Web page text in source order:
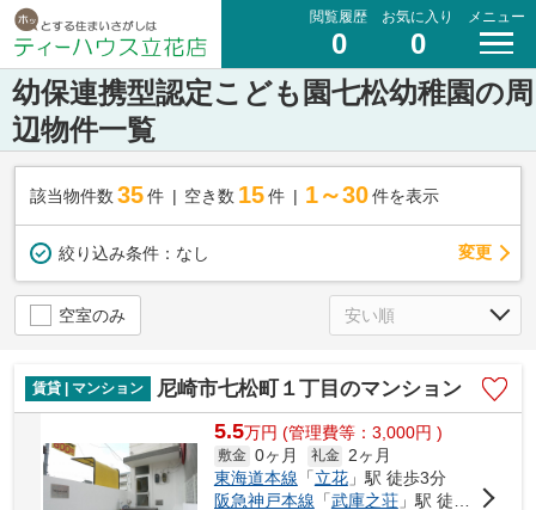
閲覧履歴
0
お気に入り
0
メニュー
幼保連携型認定こども園七松幼稚園の周
辺物件一覧
該当物件数 35件 空き数 15 件 1～30 件を表示
絞り込み条件： なし 変更
空室のみ
賃貸 | マンション 尼崎市七松町１丁目のマンション
5.5万円 (管理費等：3,000円 )
敷金 0ヶ月 礼金 2ヶ月
東海道本線 「立花」駅 徒歩3分
阪急神戸本線 「武庫之荘」駅 徒歩30分